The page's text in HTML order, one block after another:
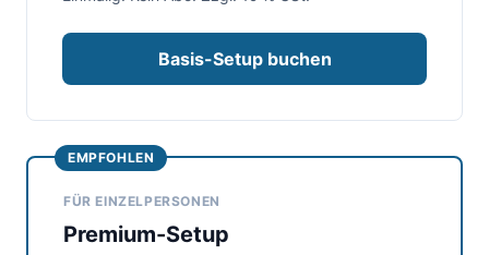
Basis-Setup buchen
EMPFOHLEN
FÜR EINZELPERSONEN
Premium-Setup